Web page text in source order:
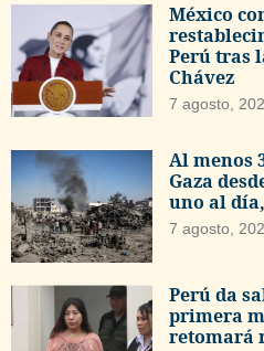
México
Perú tras
Chávez
7 agosto,
Al menos
Gaza
uno al
7 agosto,
Perú da
primera
retomará